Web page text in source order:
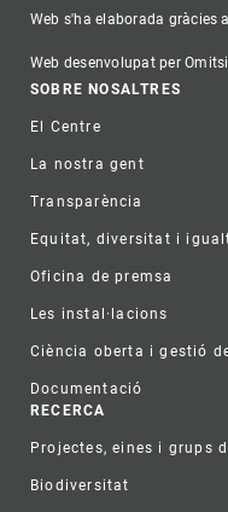
Web s'ha elaborada gràcies
Web desenvolupat per
Footer
SOBRE NOSALTRES
El Centre
La nostra gent
Transparència
Equitat, diversitat i
Oficina de premsa
Les instal·lacions
Ciència oberta i gestió
Documentació
RECERCA
Projectes, eines i grups
Biodiversitat